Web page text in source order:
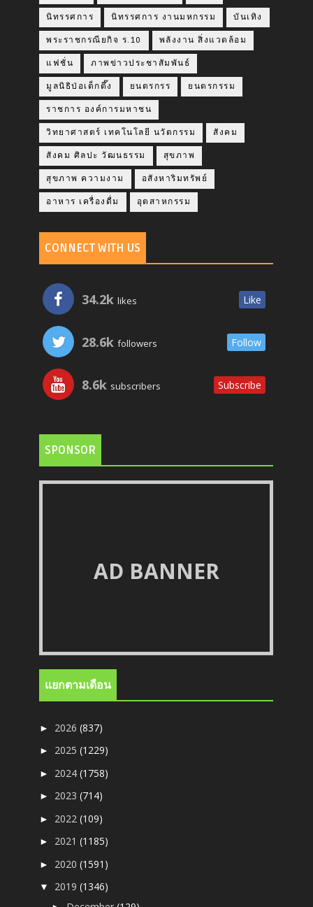
นิทรรศการ นิทรรศการ งานมหกรรม บันเทิง
พระราชกรณียกิจ ร.10 พลังงาน สิ่งแวดล้อม
แฟชั่น ภาพข่าวประชาสัมพันธ์
มูลนิธิป่อเต็กตึ๊ง ยนตรกรร ยนตรกรรม
ราชการ องค์การมหาชน
วิทยาศาสตร์ เทคโนโลยี นวัตกรรม สังคม
สังคม ศิลปะ วัฒนธรรม สุขภาพ
สุขภาพ ความงาม อสังหาริมทรัพย์
อาหาร เครื่องดื่ม อุตสาหกรรม
CONNECT WITH US
34.2k likes Like
28.6k followers Follow
8.6k subscribers Subscribe
SPONSOR
AD BANNER
แยกตามเดือน
► 2026(837)
► 2025(1229)
► 2024(1758)
► 2023(714)
► 2022(109)
► 2021(1185)
► 2020(1591)
▼ 2019(1346)